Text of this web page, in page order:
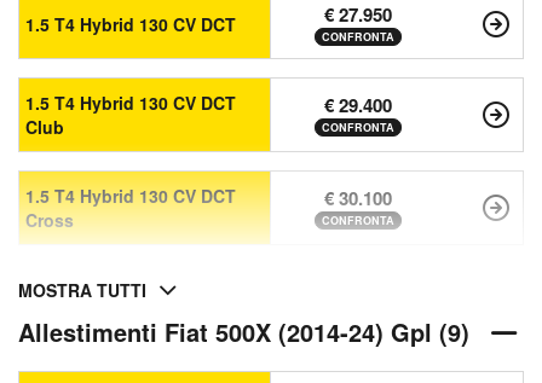
1.5 T4 Hybrid 130 CV DCT € 27.950
CONFRONTA
1.5 T4 Hybrid 130 CV DCT
Club
€ 29.400
CONFRONTA
1.5 T4 Hybrid 130 CV DCT
Cross
€ 30.100
CONFRONTA
MOSTRA TUTTI
Allestimenti Fiat 500X (2014-24) Gpl (9)